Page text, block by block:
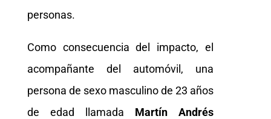
personas.
Como consecuencia del impacto, el
acompañante del automóvil, una
persona de sexo masculino de 23 años
de edad llamada Martín Andrés